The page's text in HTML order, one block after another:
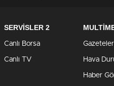
SERVİSLER 2
Canlı Borsa
Canlı TV
Gazeteler
Hava
Haber